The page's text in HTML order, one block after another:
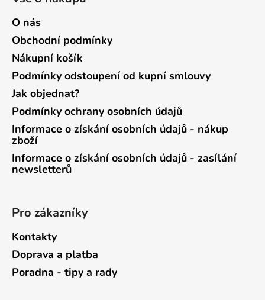
O nás
Obchodní podmínky
Nákupní košík
Podmínky odstoupení od kupní smlouvy
Jak objednat?
Podmínky ochrany osobních údajů
Informace o získání osobních údajů - nákup
zboží
Informace o získání osobních údajů - zasílání
newsletterů
Pro zákazníky
Kontakty
Doprava a platba
Poradna - tipy a rady